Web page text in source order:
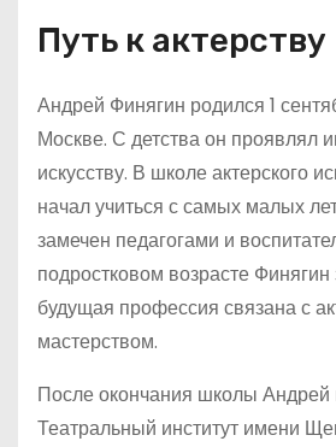
Путь к актерству
Андрей Финягин родился 1
Москве. С детства он проявлял
искусству. В школе актерского
начал учиться с самых малых
замечен педагогами и
подростковом возрасте Финягин
будущая профессия связана с
мастерством.
После окончания школы Андрей
Театральный институт имени